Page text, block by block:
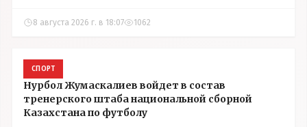
8 августа 2026 г. в 18:07 1062
СПОРТ
Нурбол Жумаскалиев войдет в состав
тренерского штаба национальной сборной
Казахстана по футболу